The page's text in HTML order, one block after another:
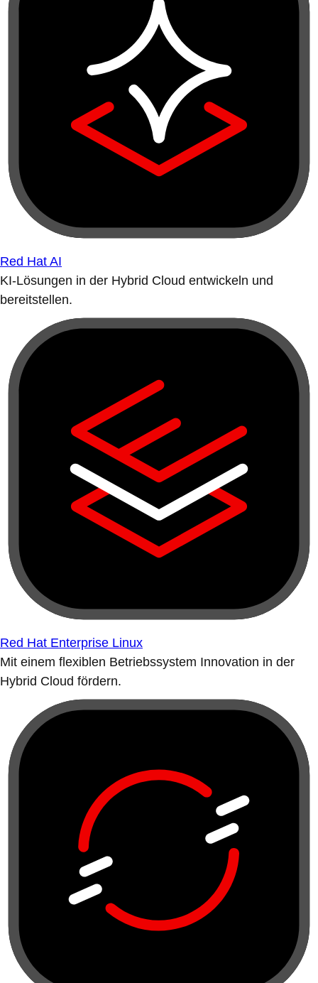
Red Hat AI
KI-Lösungen in der Hybrid Cloud entwickeln und
bereitstellen.
Red Hat Enterprise Linux
Mit einem flexiblen Betriebssystem Innovation in der
Hybrid Cloud fördern.